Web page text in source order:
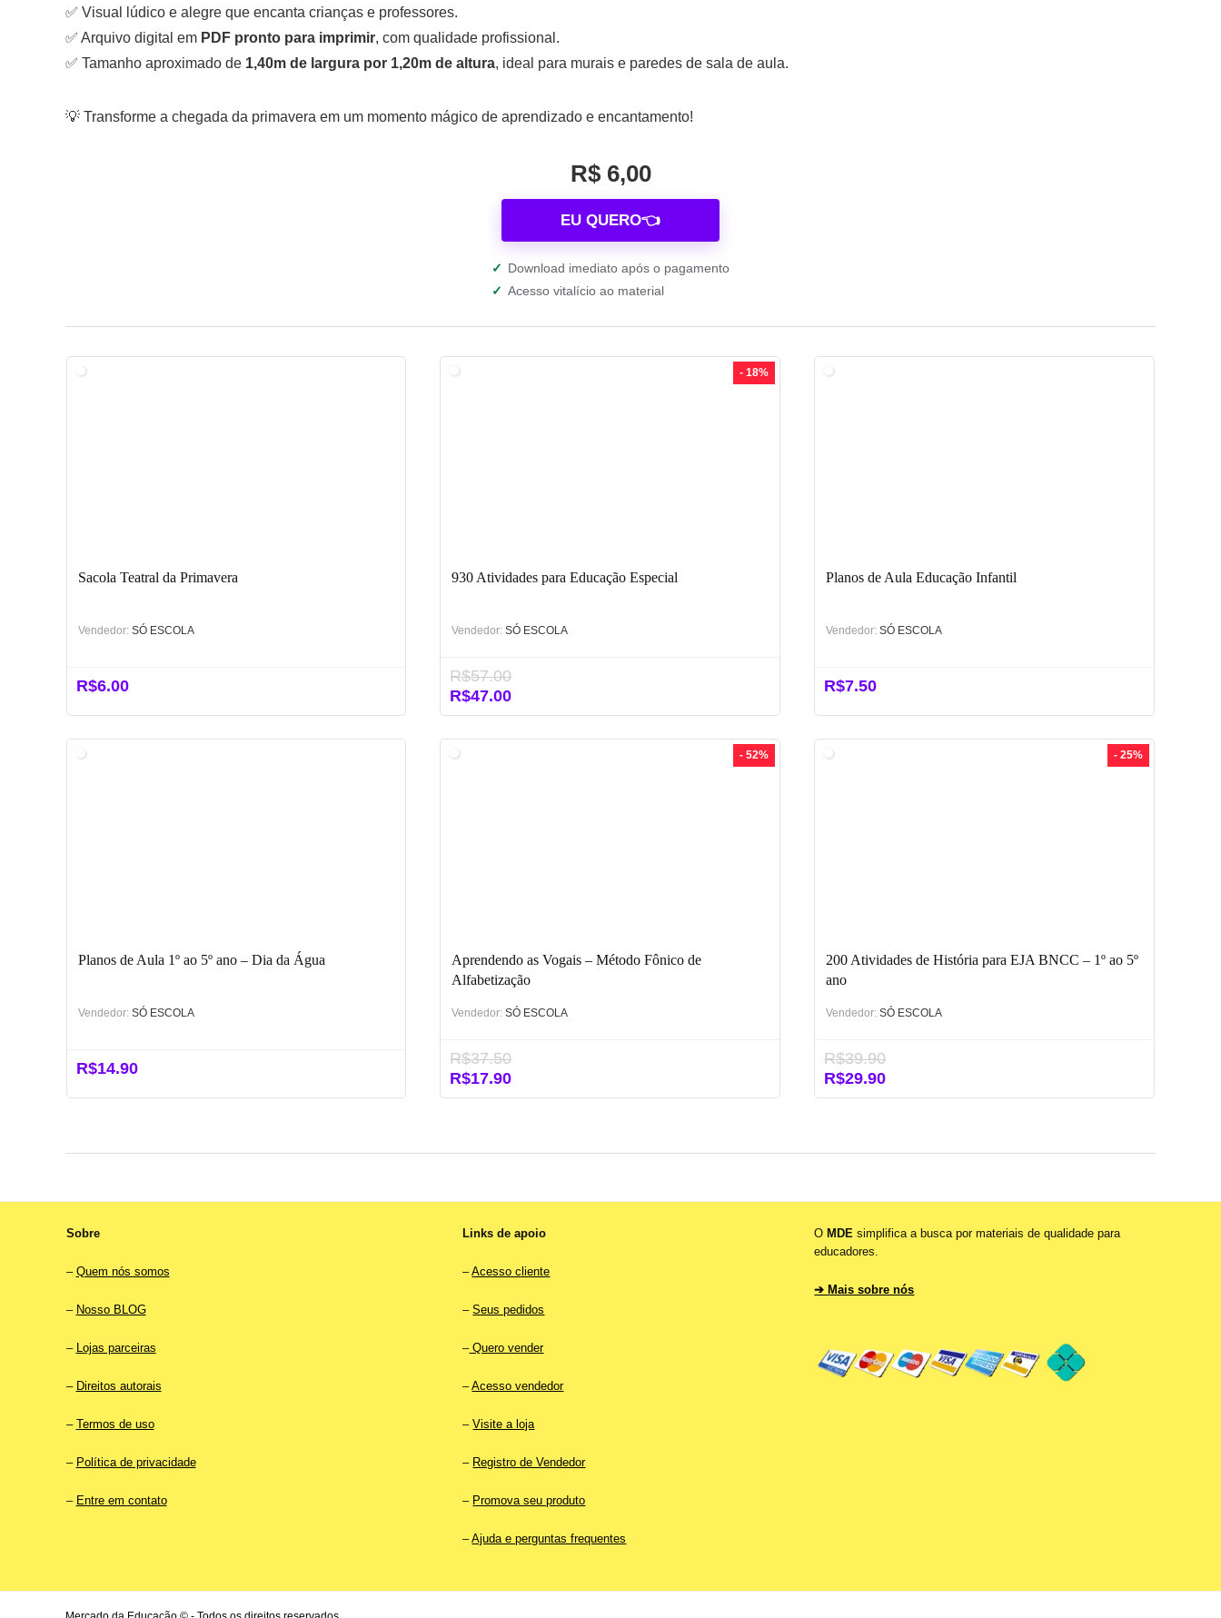
✅ Visual lúdico e alegre que encanta crianças e professores.
✅ Arquivo digital em PDF pronto para imprimir, com qualidade profissional.
✅ Tamanho aproximado de 1,40m de largura por 1,20m de altura, ideal para murais e paredes de sala de aula.
💡 Transforme a chegada da primavera em um momento mágico de aprendizado e encantamento!
R$ 6,00
EU QUERO👈
✓ Download imediato após o pagamento
✓ Acesso vitalício ao material
Sacola Teatral da Primavera
Vendedor: SÓ ESCOLA
R$6.00
- 18%
930 Atividades para Educação Especial
Vendedor: SÓ ESCOLA
R$57.00
O
preço
era:
R$47.00O
preço
Planos de Aula Educação Infantil
Vendedor: SÓ ESCOLA
R$7.50
Planos de Aula 1º ao 5º ano – Dia da Água
Vendedor: SÓ ESCOLA
R$14.90
- 52%
Aprendendo as Vogais – Método Fônico de
Alfabetização
Vendedor: SÓ ESCOLA
R$37.50
O
preço
R$37.50.
R$17.90O
preço
R$17.90.
- 25%
200 Atividades de História para EJA BNCC – 1º ao 5º
ano
Vendedor: SÓ ESCOLA
R$39.90
O
preço
R$39.90.
R$29.90O
preço
R$29.90.
Sobre
– Quem nós somos
– Nosso BLOG
– Lojas parceiras
– Direitos autorais
– Termos de uso
– Política de privacidade
– Entre em contato
Links de apoio
–Acesso cliente
–Seus pedidos
–Quero vender
–Acesso vendedor
–Visite a loja
– Registro de Vendedor
– Promova seu produto
–Ajuda e perguntas frequentes
O MDE simplifica a busca por materiais de qualidade para
educadores.
➔ Mais sobre nós